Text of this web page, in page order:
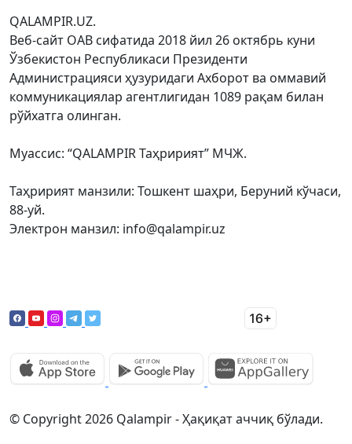
QALAMPIR.UZ.
Веб-сайт ОАВ сифатида 2018 йил 26 октябрь куни
Ўзбекистон Республикаси Президенти
Администрацияси ҳузуридаги Ахборот ва оммавий
коммуникациялар агентлигидан 1089 рақам билан
рўйхатга олинган.
Муассис: “QALAMPIR Таҳририят” МЧЖ.
Таҳририят манзили: Тошкент шаҳри, Беруний кўчаси,
88-уй.
Электрон манзил: info@qalampir.uz
© Copyright 2026 Qalampir - Ҳақиқат аччиқ бўлади.